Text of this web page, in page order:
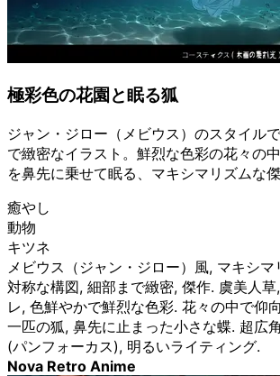
極彩色の花園と眠る狐
ジャン・ジロー（メビウス）のスタイル
で緻密なイラスト。鮮烈な色彩の花々の
を鼻先に乗せて眠る、マキシマリズムな傑
癒やし
動物
キツネ
メビウス（ジャン・ジロー）風, マキシ
対称な構図, 細部まで緻密, 傑作. 虞美人
レ, 色鮮やかで鮮烈な色彩. 花々の中で仰
一匹の狐, 鼻先に止まった小さな蝶. 超広
(パンフォーカス), 明るいライティング.
Nova Retro Anime